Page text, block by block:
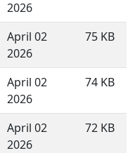
2026
April 02
2026
75 KB
April 02
2026
74 KB
April 02
2026
72 KB